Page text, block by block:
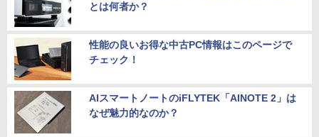
とは何者か？
性能の良いお得な中古PC情報はこのページで
チェック！
AIスマートノートのiFLYTEK「AINOTE 2」は
なぜ魅力的なのか？